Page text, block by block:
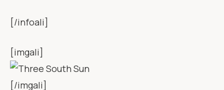
[/infoali]
[imgali]
[/imgali]